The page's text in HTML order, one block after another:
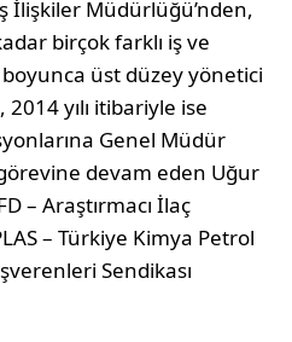
İlişkiler Müdürlüğü’nden,
birçok farklı iş ve
üst düzey yönetici
yılı itibariyle ise
Genel Müdür
devam eden Uğur
– Araştırmacı İlaç
– Türkiye Kimya Petrol
Sendikası